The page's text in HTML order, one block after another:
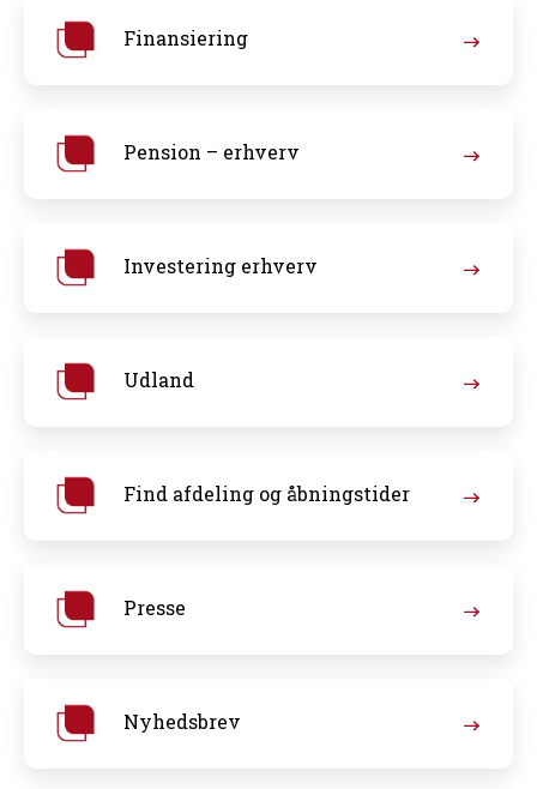
Finansiering
Pension – erhverv
Investering erhverv
Udland
Find afdeling og åbningstider
Presse
Nyhedsbrev